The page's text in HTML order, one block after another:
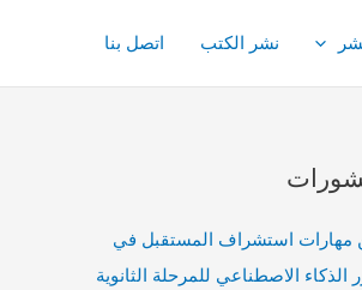
نشر الكتب اتصل بنا
مهارات استشراف المستقبل في
الاصطناعي للمرحلة الثانوية